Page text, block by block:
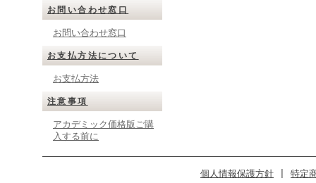
お問い合わせ窓口
お問い合わせ窓口
お支払方法について
お支払方法
注意事項
アカデミック価格版ご購
入する前に
個人情報保護方針
特定